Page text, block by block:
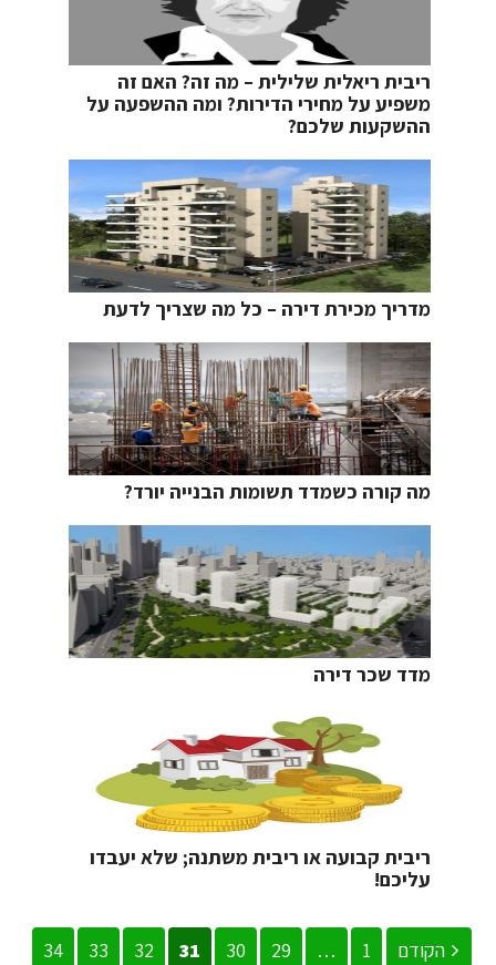
ריבית ריאלית שלילית – מה זה? האם זה
משפיע על מחירי הדירות? ומה ההשפעה על
ההשקעות שלכם?
מדריך מכירת דירה – כל מה שצריך לדעת
מה קורה כשמדד תשומות הבנייה יורד?
מדד שכר דירה
ריבית קבועה או ריבית משתנה; שלא יעבדו
עליכם!
הקודם 1
…
29
30
31
32
33
34